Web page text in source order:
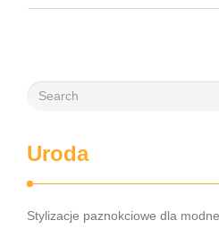
czynnikami zewnętrznymi, a
Uroda
Stylizacje paznokciowe dla